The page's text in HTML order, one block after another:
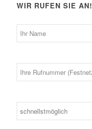
WIR RUFEN SIE AN!